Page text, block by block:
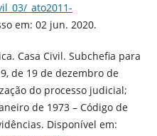
_ato2011-
em: 02 jun. 2020.
Casa Civil. Subchefia para
de 19 de dezembro de
do processo judicial;
de 1973 – Código de
Disponível em: